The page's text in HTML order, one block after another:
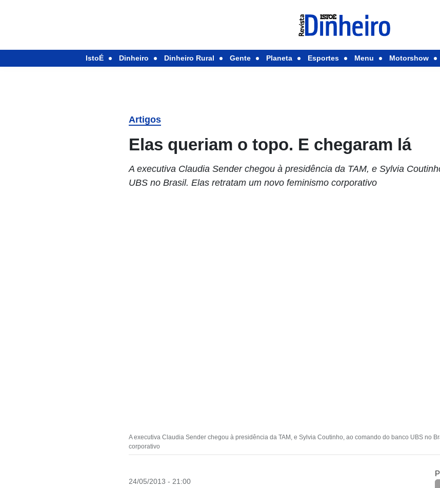
IstoÉ Dinheiro Dinheiro Rural Gente Planeta Esportes Menu Motorshow
Artigos
Elas queriam o topo. E chegaram lá
A executiva Claudia Sender chegou à presidência da TAM, e Sylvia
UBS no Brasil. Elas retratam um novo feminismo corporativo
A executiva Claudia Sender chegou à presidência da TAM, e Sylvia Coutinho, ao comando do banco UBS no
corporativo
24/05/2013 - 21:00